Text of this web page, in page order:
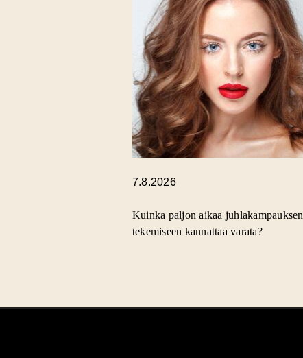
7.8.2026
Kuinka paljon aikaa juhlakampauksen
tekemiseen kannattaa varata?